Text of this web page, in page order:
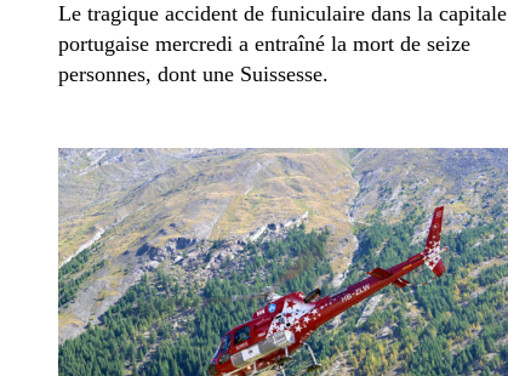
Le tragique accident de funiculaire dans la capitale
portugaise mercredi a entraîné la mort de seize
personnes, dont une Suissesse.